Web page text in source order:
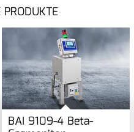
BAI 9109-4 Beta-